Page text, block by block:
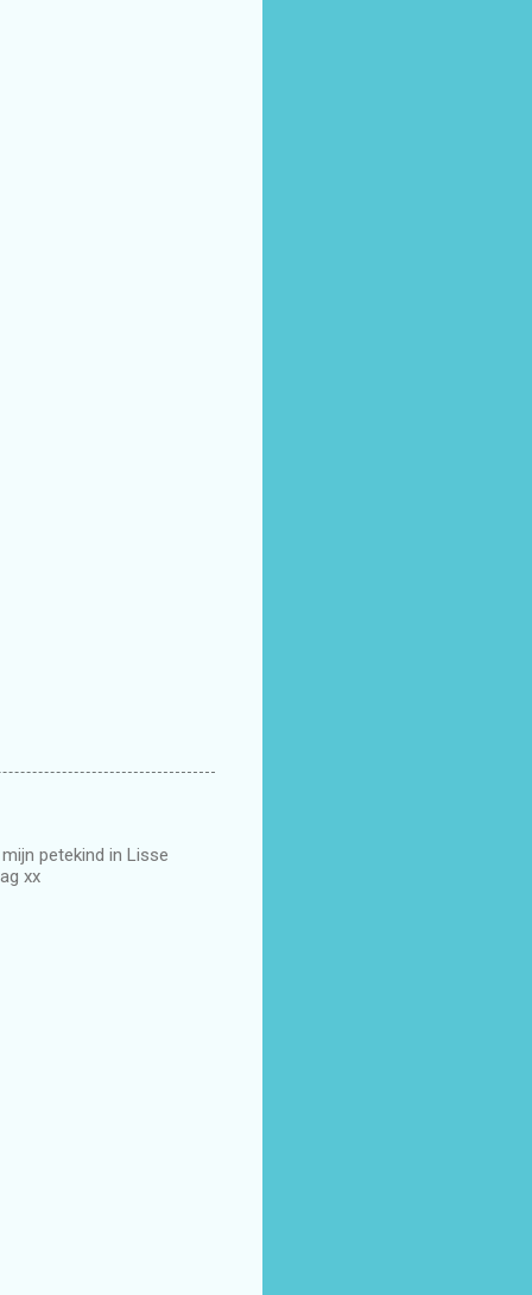
petekind in Lisse
xx